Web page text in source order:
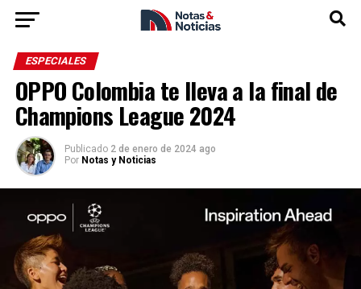
ESPECIALES
OPPO Colombia te lleva a la final de
Champions League 2024
Publicado 2 de enero de 2024 ago
Por Notas y Noticias